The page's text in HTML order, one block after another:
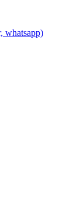
whatsapp)